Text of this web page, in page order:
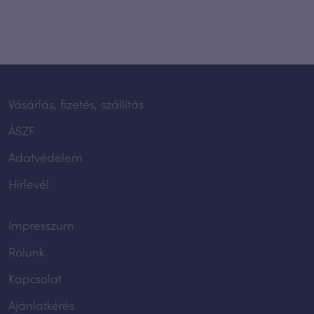
Vásárlás, fizetés, szállítás
ÁSZF
Adatvédelem
Hírlevél
Impresszum
Rólunk
Kapcsolat
Ajánlatkérés